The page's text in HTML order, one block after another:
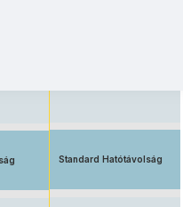
Standard Hatótávolság